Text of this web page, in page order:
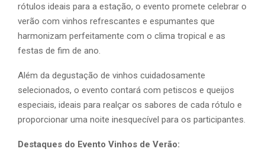
rótulos ideais para a estação, o evento promete celebrar o
verão com vinhos refrescantes e espumantes que
harmonizam perfeitamente com o clima tropical e as
festas de fim de ano.
Além da degustação de vinhos cuidadosamente
selecionados, o evento contará com petiscos e queijos
especiais, ideais para realçar os sabores de cada rótulo e
proporcionar uma noite inesquecível para os participantes.
Destaques do Evento Vinhos de Verão: